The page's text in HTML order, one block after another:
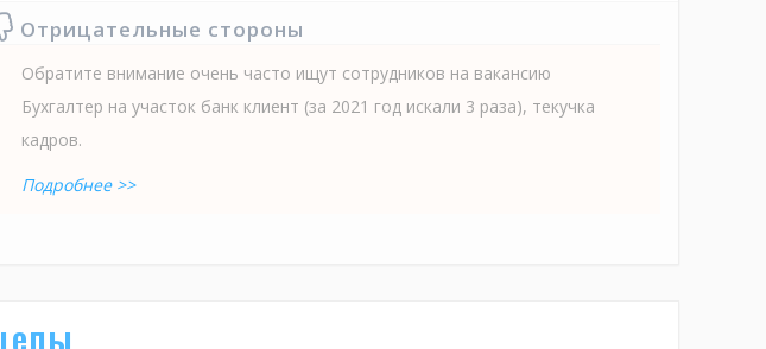
Отрицательные стороны
Обратите внимание очень часто ищут сотрудников на вакансию
Бухгалтер на участок банк клиент (за 2021 год искали 3 раза), текучка
кадров.
Подробнее >>